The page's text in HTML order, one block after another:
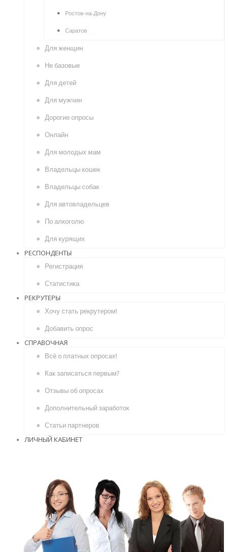
Ростов-на-Дону
Саратов
Для женщин
Не базовые
Для детей
Для мужчин
Дорогие опросы
Онлайн
Для молодых мам
Владельцы кошек
Владельцы собак
Для автовладельцев
По алкоголю
Для курящих
РЕСПОНДЕНТЫ
Регистрация
Статистика
РЕКРУТЕРЫ
Хочу стать рекрутером!
Добавить опрос
СПРАВОЧНАЯ
Всё о платных опросах!
Как записаться первым?
Отзывы об опросах
Дополнительный заработок
Статьи партнеров
ЛИЧНЫЙ КАБИНЕТ